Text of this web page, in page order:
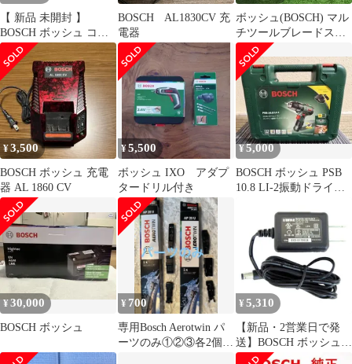
【 新品 未開封 】
BOSCH ボッシュ コー
ドレスハンマードリル
GBH18V18X 未使用 送
料無料
BOSCH AL1830CV 充
電器
ボッシュ(BOSCH) マル
チツールブレードスタ
ーロック AIZ32APIB/10
10本入り 5個セット
【町田店】
¥3,500
BOSCH ボッシュ 充電
器 AL 1860 CV
¥5,500
ボッシュ IXO アダプ
タードリル付き
¥5,000
BOSCH ボッシュ PSB
10.8 LI-2振動ドライバ
¥30,000
BOSCH ボッシュ
¥ 700
専用Bosch Aerotwin パ
ーツのみ①②③各2個
¥ 5,310
【新品・2営業日で発
送】BOSCH ボッシュ
ボッシュ エーシーアダ